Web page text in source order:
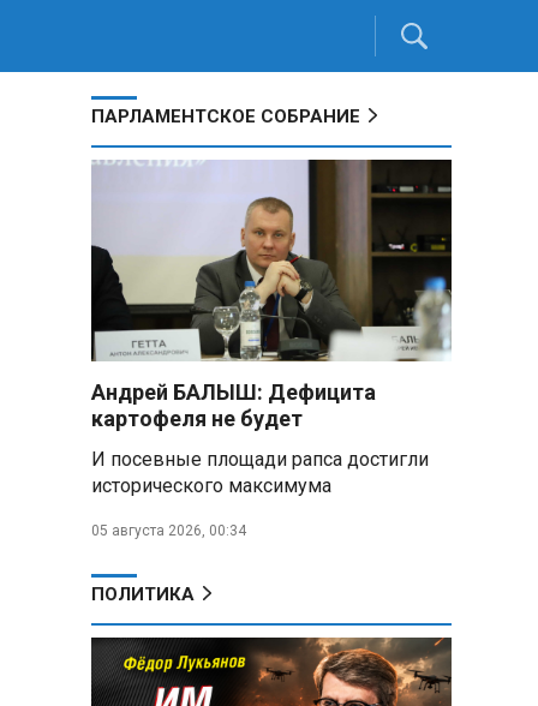
ПАРЛАМЕНТСКОЕ СОБРАНИЕ
Андрей БАЛЫШ: Дефицита
картофеля не будет
И посевные площади рапса достигли
исторического максимума
05 августа 2026, 00:34
ПОЛИТИКА